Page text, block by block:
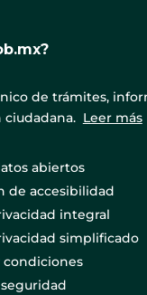
de trámites,
Leer más
abiertos
de accesibilidad
integral
simplificado
condiciones